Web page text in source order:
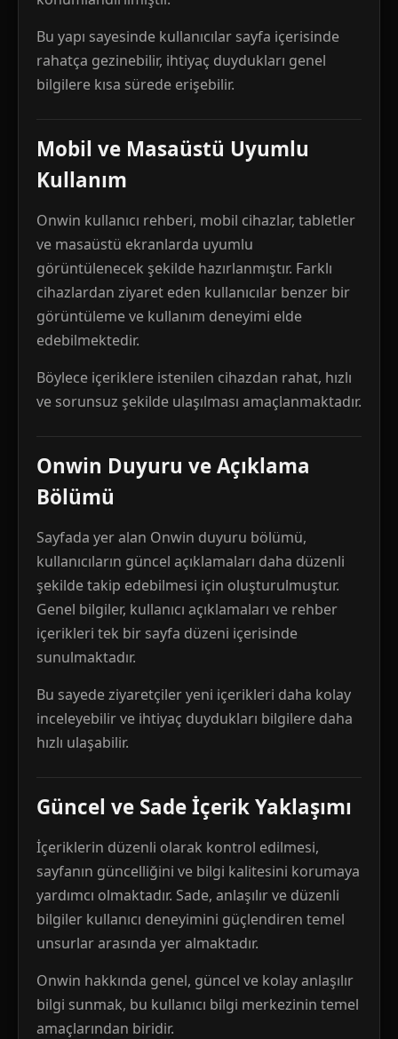
Bu yapı sayesinde kullanıcılar sayfa içerisinde
rahatça gezinebilir, ihtiyaç duydukları genel
bilgilere kısa sürede erişebilir.
Mobil ve Masaüstü Uyumlu
Kullanım
Onwin kullanıcı rehberi, mobil cihazlar, tabletler
ve masaüstü ekranlarda uyumlu
görüntülenecek şekilde hazırlanmıştır. Farklı
cihazlardan ziyaret eden kullanıcılar benzer bir
görüntüleme ve kullanım deneyimi elde
edebilmektedir.
Böylece içeriklere istenilen cihazdan rahat, hızlı
ve sorunsuz şekilde ulaşılması amaçlanmaktadır.
Onwin Duyuru ve Açıklama
Bölümü
Sayfada yer alan Onwin duyuru bölümü,
kullanıcıların güncel açıklamaları daha düzenli
şekilde takip edebilmesi için oluşturulmuştur.
Genel bilgiler, kullanıcı açıklamaları ve rehber
içerikleri tek bir sayfa düzeni içerisinde
sunulmaktadır.
Bu sayede ziyaretçiler yeni içerikleri daha kolay
inceleyebilir ve ihtiyaç duydukları bilgilere daha
hızlı ulaşabilir.
Güncel ve Sade İçerik Yaklaşımı
İçeriklerin düzenli olarak kontrol edilmesi,
sayfanın güncelliğini ve bilgi kalitesini korumaya
yardımcı olmaktadır. Sade, anlaşılır ve düzenli
bilgiler kullanıcı deneyimini güçlendiren temel
unsurlar arasında yer almaktadır.
Onwin hakkında genel, güncel ve kolay anlaşılır
bilgi sunmak, bu kullanıcı bilgi merkezinin temel
amaçlarından biridir.